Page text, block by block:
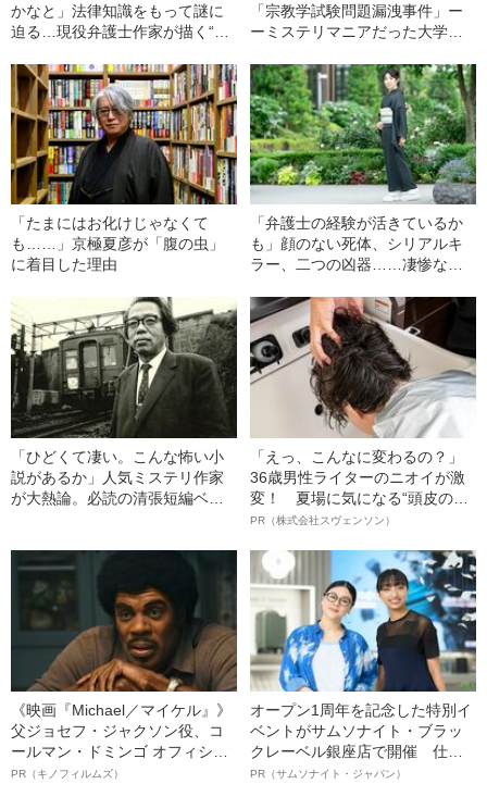
かなと」法律知識をもって謎に
迫る…現役弁護士作家が描く“多
「宗教学試験問題漏洩事件」ー
ーミステリマニアだった大学
るまで
「たまにはお化けじゃなくて
も……」京極夏彦が「腹の虫」
に着目した理由
「弁護士の経験が活きているか
も」顔のない死体、シリアルキ
ラー、二つの凶器……凄惨な殺
テリ
「ひどくて凄い。こんな怖い小
説があるか」人気ミステリ作家
が大熱論。必読の清張短編ベス
「えっ、こんなに変わるの？」
36歳男性ライターのニオイが激
変！ 夏場に気になる“頭皮のニ
オイ”や“ベタつき”を解消す
ト”が生み出した徹底ケアとは
PR（株式会社スヴェンソン）
《映画『Michael／マイケル』》
父ジョセフ・ジャクソン役、コ
ールマン・ドミンゴ オフィシャ
ルインタビュー“観客を魅了した
PR（キノフィルムズ）
オープン1周年を記念した特別イ
ベントがサムソナイト・ブラッ
クレーベル銀座店で開催 仕事
も人生も自分らしく～笑顔あふ
PR（サムソナイト・ジャパン）